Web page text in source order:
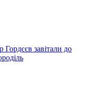
завітали до